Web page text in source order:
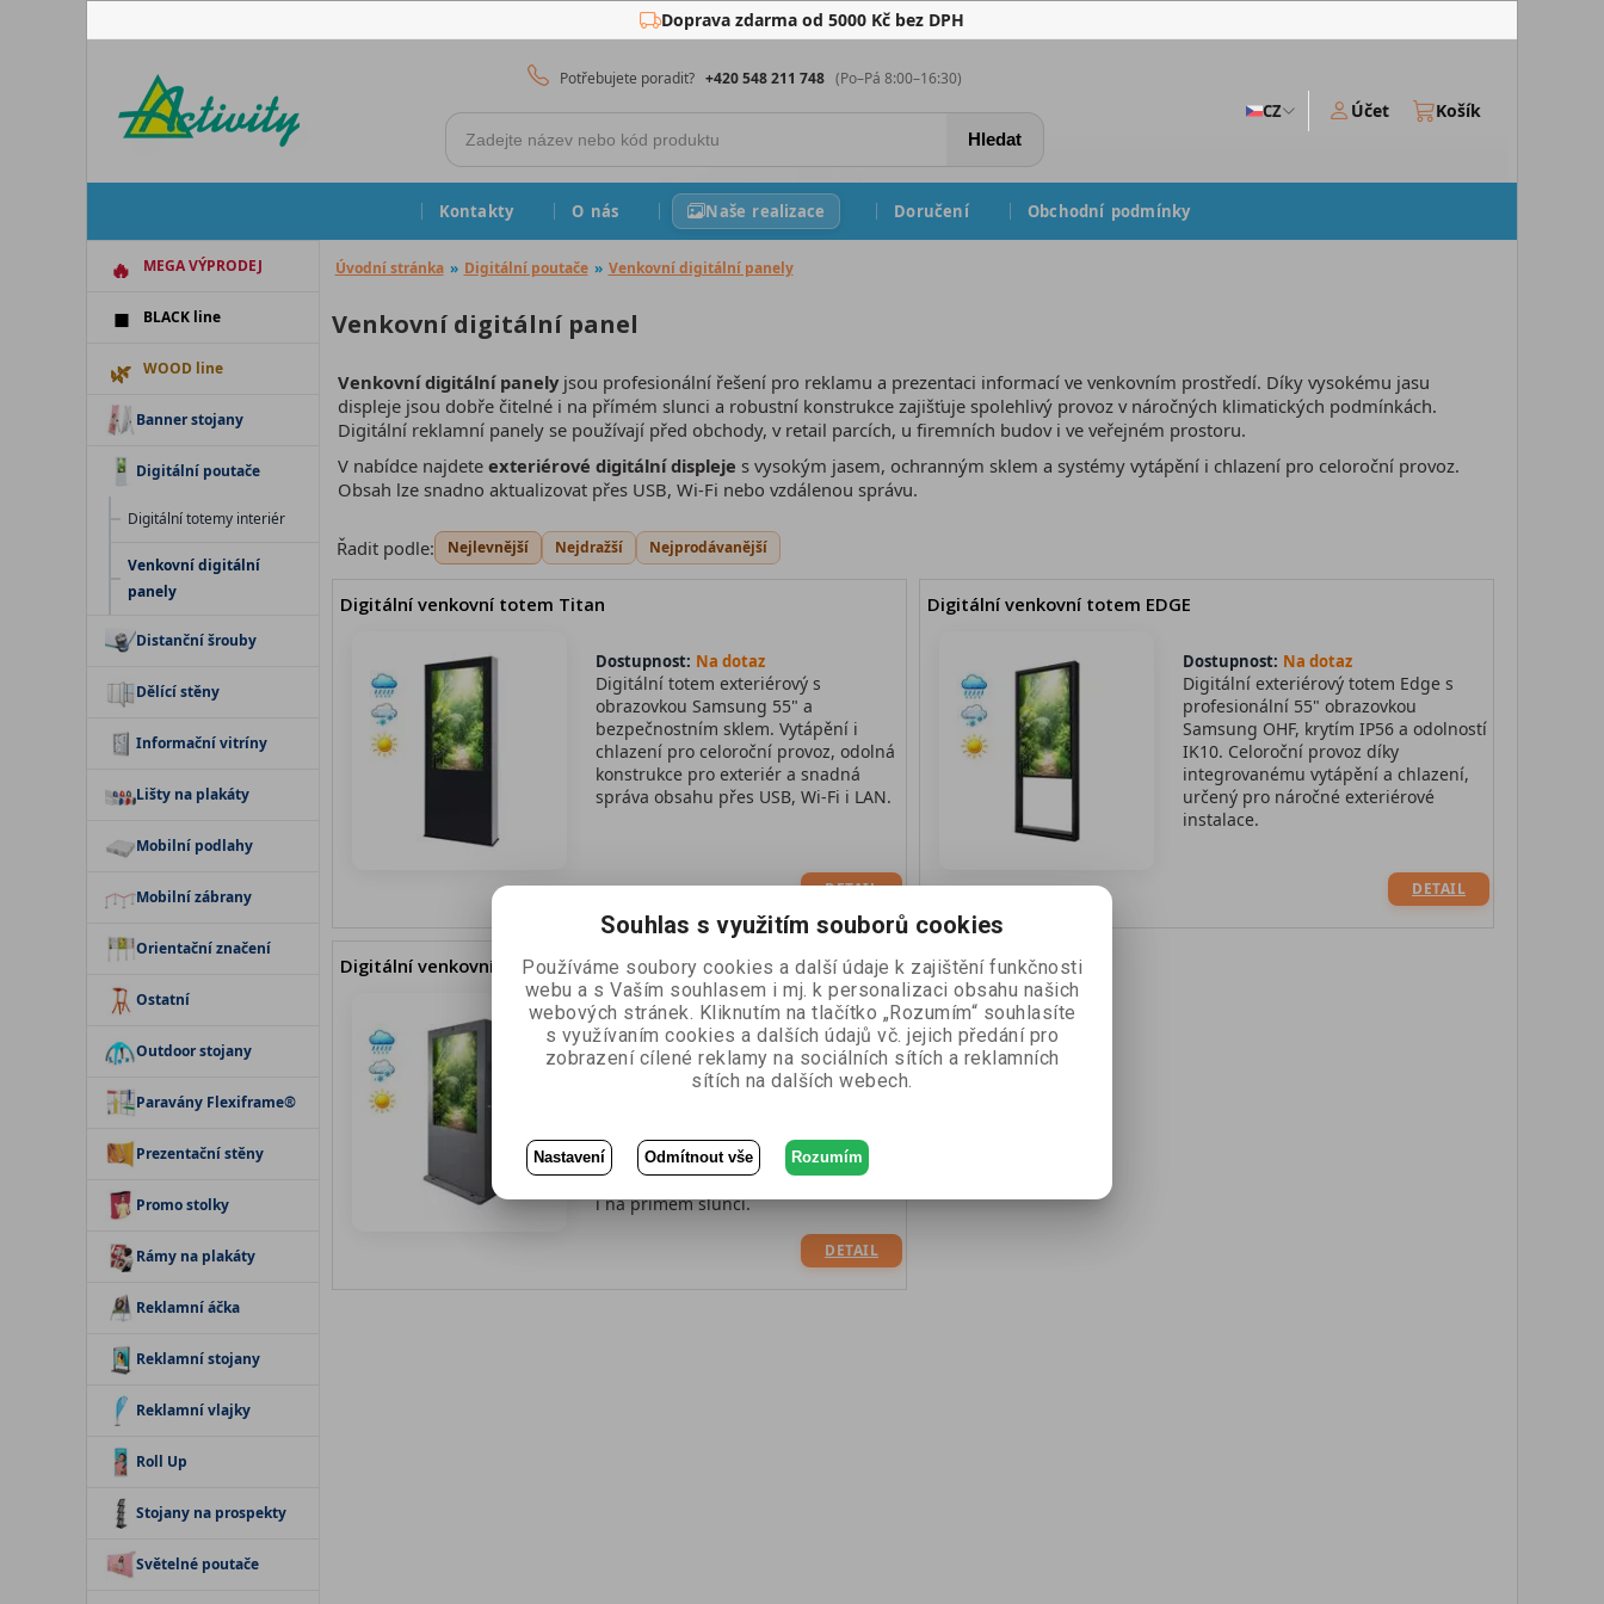
Doprava zdarma od 5000 Kč bez DPH
Potřebujete poradit? +420 548 211 748 (Po–Pá 8:00–16:30)
Hledat
CZ Účet Košík
Kontakty O nás Naše realizace Doručení Obchodní podmínky
MEGA VÝPRODEJ
BLACK line
WOOD line
Banner stojany
Digitální poutače
Digitální totemy interiér
Venkovní digitální
panely
Distanční šrouby
Dělící stěny
Informační vitríny
Lišty na plakáty
Mobilní podlahy
Mobilní zábrany
Orientační značení
Ostatní
Outdoor stojany
Paravány Flexiframe®
Prezentační stěny
Promo stolky
Rámy na plakáty
Reklamní áčka
Reklamní stojany
Reklamní vlajky
Roll Up
Stojany na prospekty
Světelné poutače
Úvodní stránka » Digitální poutače » Venkovní digitální panely
Venkovní digitální panel
Venkovní digitální panelyjsou profesionální řešení pro reklamu a prezentaci informací ve venkovním prostředí. Díky vysokému jasu
displeje jsou dobře čitelné i na přímém slunci a robustní konstrukce zajišťuje spolehlivý provoz v náročných klimatických podmínkách.
Digitální reklamní panely se používají před obchody, v retail parcích, u firemních budov i ve veřejném prostoru.
V nabídce najdete exteriérové digitální displeje s vysokým jasem, ochranným sklem a systémy vytápění i chlazení pro celoroční provoz.
Obsah lze snadno aktualizovat přes USB, Wi-Fi nebo vzdálenou správu.
Řadit podle: Nejlevnější Nejdražší Nejprodávanější
Digitální venkovní totem Titan
Dostupnost: Na dotaz
Digitální totem exteriérový s
obrazovkou Samsung 55" a
bezpečnostním sklem. Vytápění i
chlazení pro celoroční provoz, odolná
konstrukce pro exteriér a snadná
správa obsahu přes USB, Wi-Fi i LAN.
DETAIL
Digitální venkovní totem EDGE
Dostupnost: Na dotaz
Digitální exteriérový totem Edge s
profesionální 55" obrazovkou
Samsung OHF, krytím IP56 a odolností
IK10. Celoroční provoz díky
integrovanému vytápění a chlazení,
určený pro náročné exteriérové
instalace.
DETAIL
Digitální venkovní totem Thunder
Dostupnost: Skladem
Digitální venkovní totem s vysokým
jasem, profesionálním 55" displejem
a integrovaným počítačem s Windows
digital signage, venkovní reklamu,
navigaci a informační systémy, kde je
potřeba maximální viditelnost obsahu
i na přímém slunci.
DETAIL
Souhlas s využitím souborů cookies
Používáme soubory cookies a další údaje k zajištění funkčnosti
webu a s Vaším souhlasem i mj. k personalizaci obsahu našich
webových stránek. Kliknutím na tlačítko „Rozumím“ souhlasíte
s využívaním cookies a dalších údajů vč. jejich předání pro
zobrazení cílené reklamy na sociálních sítích a reklamních
sítích na dalších webech.
Nastavení Odmítnout vše Rozumím